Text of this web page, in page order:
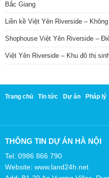
Bắc Giang
Liền kề Việt Yên Riverside –
Shophouse Việt Yên Riverside –
Việt Yên Riverside – Khu đô thị
Trang chủ Tin tức Dự án Pháp lý
THÔNG TIN DỰ ÁN HÀ NỘI
Tel: 0986 866 790
Website: www.land24h.net